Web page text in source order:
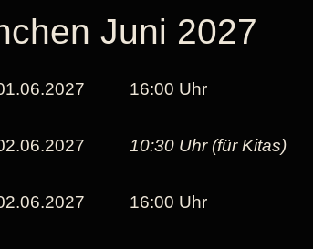
Juni 2027
16:00 Uhr
10:30 Uhr (für Kitas)
16:00 Uhr